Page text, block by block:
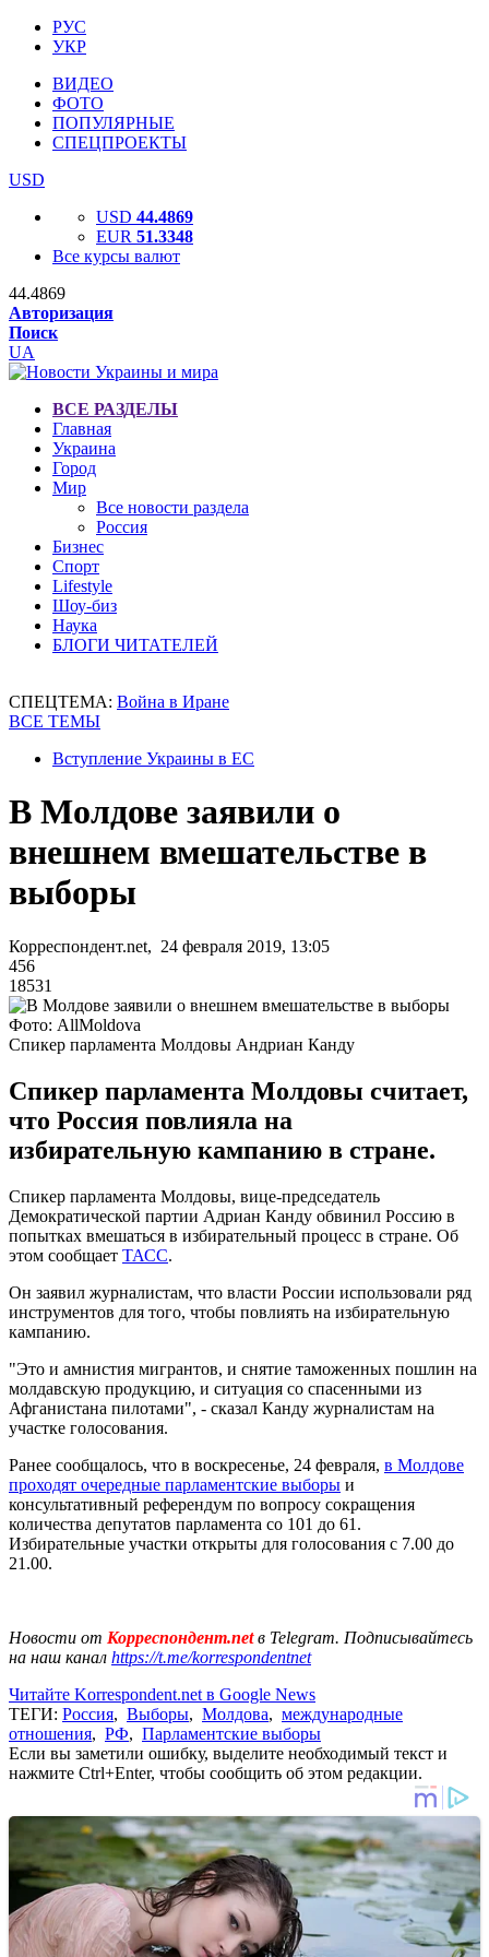
РУС
УКР
ВИДЕО
ФОТО
ПОПУЛЯРНЫЕ
СПЕЦПРОЕКТЫ
USD
USD 44.4869
EUR 51.3348
Все курсы валют
44.4869
Авторизация
Поиск
UA
ВСЕ РАЗДЕЛЫ
Главная
Украина
Город
Мир
Все новости раздела
Россия
Бизнес
Спорт
Lifestyle
Шоу-биз
Наука
БЛОГИ ЧИТАТЕЛЕЙ
СПЕЦТЕМА: Война в Иране
ВСЕ ТЕМЫ
Вступление Украины в ЕС
В Молдове заявили о
внешнем вмешательстве в
выборы
Корреспондент.net, 24 февраля 2019, 13:05
456
18531
Фото: AllMoldova
Спикер парламента Молдовы Андриан Канду
Спикер парламента Молдовы считает,
что Россия повлияла на
избирательную кампанию в стране.
Спикер парламента Молдовы, вице-председатель
Демократической партии Адриан Канду обвинил Россию в
попытках вмешаться в избирательный процесс в стране. Об
этом сообщает ТАСС.
Он заявил журналистам, что власти России использовали ряд
инструментов для того, чтобы повлиять на избирательную
кампанию.
"Это и амнистия мигрантов, и снятие таможенных пошлин на
молдавскую продукцию, и ситуация со спасенными из
Афганистана пилотами", - сказал Канду журналистам на
участке голосования.
Ранее сообщалось, что в воскресенье, 24 февраля, в Молдове
проходят очередные парламентские выборы и
консультативный референдум по вопросу сокращения
количества депутатов парламента со 101 до 61.
Избирательные участки открыты для голосования с 7.00 до
21.00.
Новости от Корреспондент.netв Telegram. Подписывайтесь
на наш канал https://t.me/korrespondentnet
Читайте Korrespondent.net в Google News
ТЕГИ: Россия, Выборы, Молдова, международные
отношения, РФ, Парламентские выборы
Если вы заметили ошибку, выделите необходимый текст и
нажмите Ctrl+Enter, чтобы сообщить об этом редакции.